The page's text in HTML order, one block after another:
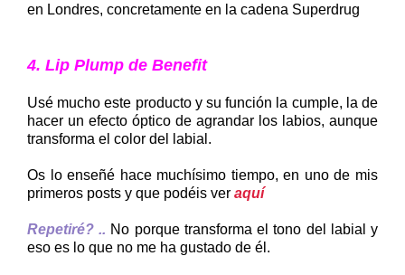
en Londres, concretamente en la cadena Superdrug
4. Lip Plump de Benefit
Usé mucho este producto y su función la cumple, la de
hacer un efecto óptico de agrandar los labios, aunque
transforma el color del labial.
Os lo enseñé hace muchísimo tiempo, en uno de mis
primeros posts y que podéis ver aquí
Repetiré? .. No porque transforma el tono del labial y
eso es lo que no me ha gustado de él.